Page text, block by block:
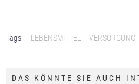
Tags: LEBENSMITTEL VERSORGUNG
DAS KÖNNTE SIE AUCH